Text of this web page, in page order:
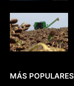
MÁS POPULARES